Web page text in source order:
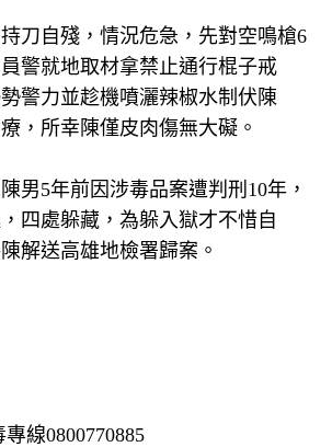
刀自殘，情況危急，先對空鳴槍6
警就地取材拿禁止通行棍子戒
警力並趁機噴灑辣椒水制伏陳
，所幸陳僅皮肉傷無大礙。
男5年前因涉毒品案遭判刑10年，
四處躲藏，為躲入獄才不惜自
解送高雄地檢署歸案。
線0800770885